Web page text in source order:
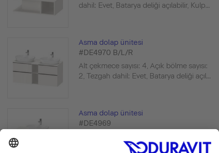
dahil: Evet, Batarya deliği açılabilir, Kulp...
Asma dolap ünitesi
#DE4970 B/L/R
Alt çekmece sayısı: 4, Açık bölme sayısı:
2, Tezgah dahil: Evet, Batarya deliği açıl...
Asma dolap ünitesi
#DE4969
Batarya deliği açılabilir, Kulp, Sifon kesiti...